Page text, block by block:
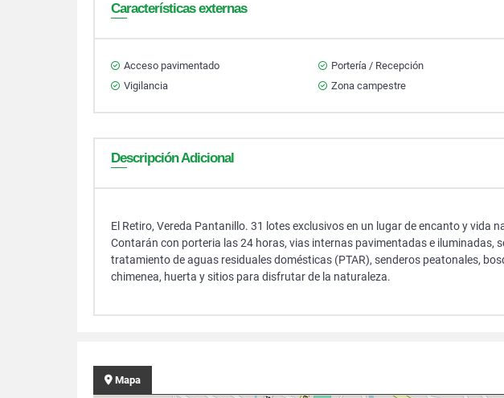
Características externas
Acceso pavimentado Portería / Recepción
Vigilancia
Zona campestre
Descripción Adicional
El Retiro, Vereda Pantanillo. 31 lotes exclusivos en un lugar de encanto y vida
Contarán con porteria las 24 horas, vias internas pavimentadas e iluminadas,
tratamiento de aguas residuales domésticas (PTAR), senderos peatonales,
chimenea, huerta y sitios para disfrutar de la naturaleza.
Mapa